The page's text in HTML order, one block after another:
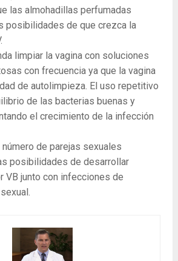
las almohadillas perfumadas
posibilidades de que crezca la
limpiar la vagina con soluciones
con frecuencia ya que la vagina
de autolimpieza. El uso repetitivo
de las bacterias buenas y
el crecimiento de la infección
de parejas sexuales
posibilidades de desarrollar
VB junto con infecciones de